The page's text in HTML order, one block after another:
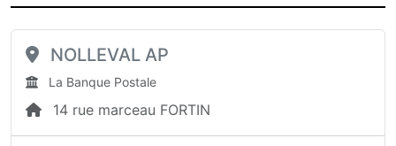
NOLLEVAL AP
La Banque Postale
14 rue marceau FORTIN